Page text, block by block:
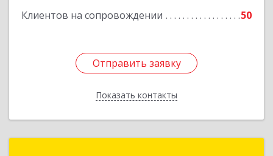
Клиентов на сопровождении 50
Отправить заявку
Показать контакты
Отправить заявку
Назад